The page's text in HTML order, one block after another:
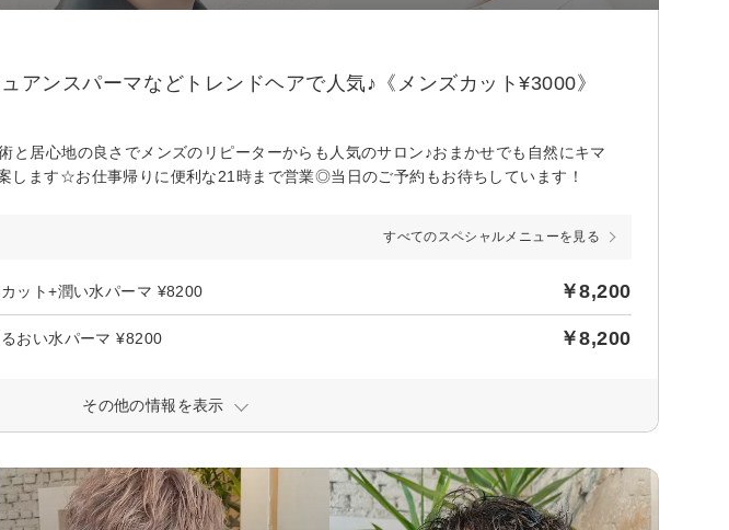
アンスパーマなどトレンドヘアで人気♪《メンズカット¥3000》
と居心地の良さでメンズのリピーターからも人気のサロン♪おまかせでも自然にキマ
します☆お仕事帰りに便利な21時まで営業◎当日のご予約もお待ちしています！
すべてのスペシャルメニューを見る
ット+潤い水パーマ ¥8200 ￥8,200
おい水パーマ ¥8200 ￥8,200
その他の情報を表示